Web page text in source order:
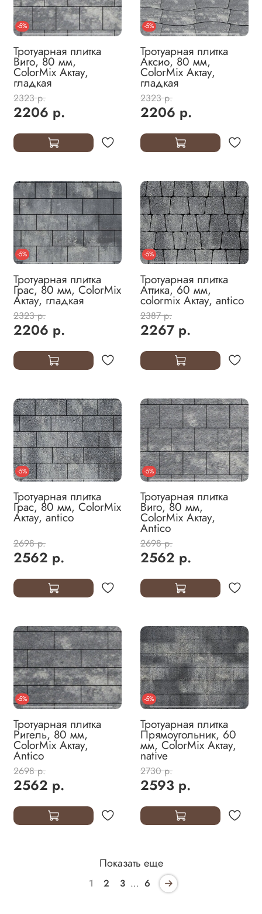
-5%
Тротуарная плитка
Виго, 80 мм,
ColorMix Актау,
гладкая
2323 р.
2206 р.
-5%
Тротуарная плитка
Аксио, 80 мм,
ColorMix Актау,
гладкая
2323 р.
2206 р.
-5%
Тротуарная плитка
Грас, 80 мм, ColorMix
Актау, гладкая
2323 р.
2206 р.
-5%
Тротуарная плитка
Аттика, 60 мм,
colormix Актау, antico
2387 р.
2267 р.
-5%
Тротуарная плитка
Грас, 80 мм, ColorMix
Актау, antico
2698 р.
2562 р.
-5%
Тротуарная плитка
Виго, 80 мм,
ColorMix Актау,
Antico
2698 р.
2562 р.
-5%
Тротуарная плитка
Ригель, 80 мм,
ColorMix Актау,
Antico
2698 р.
2562 р.
-5%
Тротуарная плитка
Прямоугольник, 60
мм, ColorMix Актау,
native
2730 р.
2593 р.
Показать еще
1 2 3 … 6